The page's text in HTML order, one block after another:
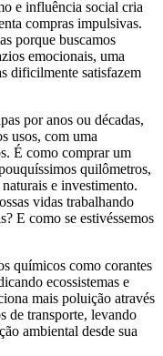
e influência social cria
compras impulsivas.
porque buscamos
emocionais, uma
dificilmente satisfazem
por anos ou décadas,
usos, com uma
É como comprar um
quilômetros,
e investimento.
vidas trabalhando
E como se estivéssemos
químicos como corantes
ecossistemas e
mais poluição através
de transporte, levando
ambiental desde sua